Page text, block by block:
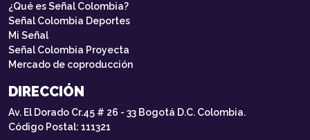
¿Qué es Señal Colombia?
Señal Colombia Deportes
Mi Señal
Señal Colombia Proyecta
Mercado de coproducción
DIRECCIÓN
Av. El Dorado Cr.45 # 26 - 33 Bogotá D.C. Colombia.
Código Postal: 111321